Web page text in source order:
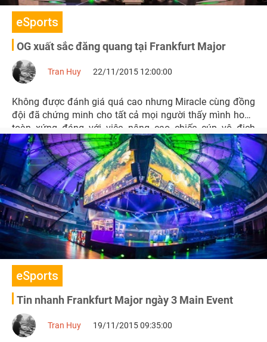
eSports
OG xuất sắc đăng quang tại Frankfurt Major
Tran Huy 22/11/2015 12:00:00
Không được đánh giá quá cao nhưng Miracle cùng đồng
đội đã chứng minh cho tất cả mọi người thấy mình hoàn
toàn xứng đáng với việc nâng cao chiếc cúp vô địch
Frankfurt Major.
eSports
Tin nhanh Frankfurt Major ngày 3 Main Event
Tran Huy 19/11/2015 09:35:00